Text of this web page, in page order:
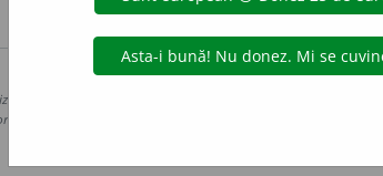
Copyright © 2004-2026 dexonline (https://
datelor de pe acest site, inclusiv prin orice metode de
nostru prealabil scris, cu excepția seturilor de date oferite